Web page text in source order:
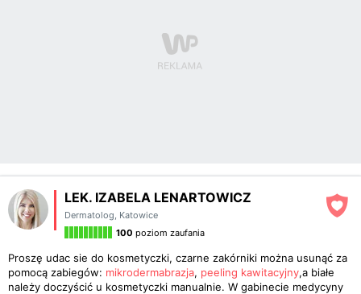
LEK. IZABELA LENARTOWICZ
Dermatolog, Katowice
100 poziom zaufania
Proszę udac sie do kosmetyczki, czarne zakórniki można usunąć za
pomocą zabiegów: mikrodermabrazja, peeling kawitacyjny,a białe
należy doczyścić u kosmetyczki manualnie. W gabinecie medycyny